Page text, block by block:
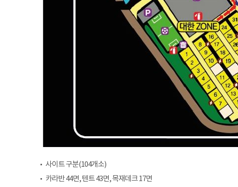
사이트 구분(104개소)
카라반 44면, 텐트 43면, 목재데크 17면